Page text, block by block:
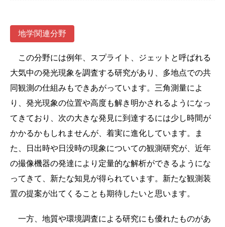
地学関連分野
この分野には例年、スプライト、ジェットと呼ばれる
大気中の発光現象を調査する研究があり、多地点での共
同観測の仕組みもできあがっています。三角測量によ
り、発光現象の位置や高度も解き明かされるようになっ
てきており、次の大きな発見に到達するには少し時間が
かかるかもしれませんが、着実に進化しています。ま
た、日出時や日没時の現象についての観測研究が、近年
の撮像機器の発達により定量的な解析ができるようにな
ってきて、新たな知見が得られています。新たな観測装
置の提案が出てくることも期待したいと思います。
一方、地質や環境調査による研究にも優れたものがあ